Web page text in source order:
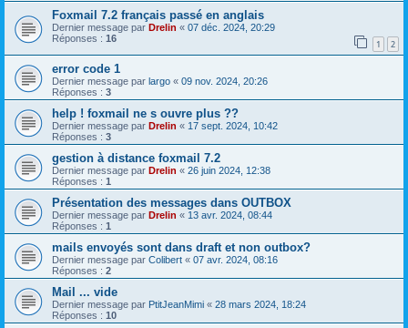
Foxmail 7.2 français passé en anglais
Dernier message par Drelin « 07 déc. 2024, 20:29
Réponses : 16 1 2
error code 1
Dernier message par largo « 09 nov. 2024, 20:26
Réponses : 3
help ! foxmail ne s ouvre plus ??
Dernier message par Drelin « 17 sept. 2024, 10:42
Réponses : 3
gestion à distance foxmail 7.2
Dernier message par Drelin « 26 juin 2024, 12:38
Réponses : 1
Présentation des messages dans OUTBOX
Dernier message par Drelin « 13 avr. 2024, 08:44
Réponses : 1
mails envoyés sont dans draft et non outbox?
Dernier message par Colibert « 07 avr. 2024, 08:16
Réponses : 2
Mail ... vide
Dernier message par PtitJeanMimi « 28 mars 2024, 18:24
Réponses : 10